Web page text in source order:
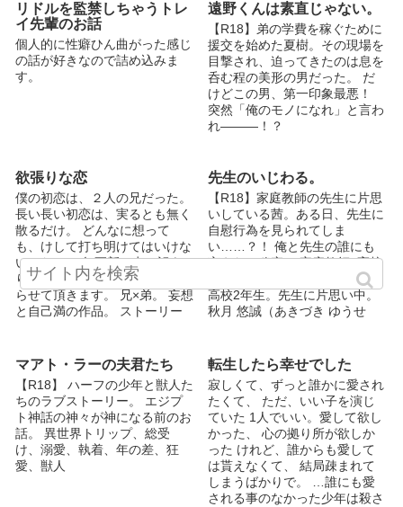
リドルを監禁しちゃうトレ
イ先輩のお話
個人的に性癖ひん曲がった感じ
の話が好きなので詰め込みま
す。
遠野くんは素直じゃない。
【R18】弟の学費を稼ぐために
援交を始めた夏樹。その現場を
目撃され、迫ってきたのは息を
呑む程の美形の男だった。 だ
けどこの男、第一印象最悪！
突然「俺のモノになれ」と言わ
れ―――！？
欲張りな恋
僕の初恋は、２人の兄だった。
長い長い初恋は、実るとも無く
散るだけ。 どんなに想って
も、けして打ち明けてはいけな
いのだ。 ※亀更新で申し訳あ
りません これより、修正に入
らせて頂きます。 兄×弟。 妄想
と自己満の作品。 ストーリー
お願い致します。
先生のいじわる。
【R18】家庭教師の先生に片思
いしている茜。ある日、先生に
自慰行為を見られてしま
い……？！ 俺と先生の誰にも
言えない秘密。 家庭教師×高校
生 鈴川 茜（すずかわ あかね）
高校2年生。先生に片思い中。
秋月 悠誠（あきづき ゆうせ
は国語教師。 皆さま、いつも
ありがとうございます。コメン
トを貰っているのですが、コメ
ント返信しようとすると画面が
真っ白になって返信できませ
ん！でも、きちんと読ませても
らっています！いつも励みにな
るコメントありがとうございま
す♡ Twitter↓ @pinopinooo7
マアト・ラーの夫君たち
【R18】 ハーフの少年と獣人た
ちのラブストーリー。 エジプ
ト神話の神々が神になる前のお
話。 異世界トリップ、総受
け、溺愛、執着、年の差、狂
愛、獣人
転生したら幸せでした
寂しくて、ずっと誰かに愛され
たくて、 ただ、いい子を演じ
ていた 1人でいい。愛して欲し
かった、 心の拠り所が欲しか
った けれど、誰からも愛して
は貰えなくて、 結局疎まれて
しまうばかりで。 …誰にも愛
される事のなかった少年は殺さ